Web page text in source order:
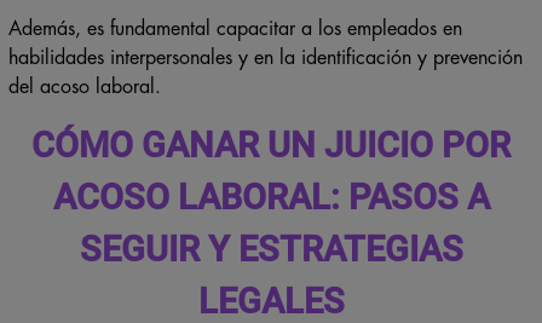
Además, es fundamental capacitar a los empleados en
habilidades interpersonales y en la identificación y prevención
del acoso laboral.
CÓMO GANAR UN JUICIO POR
ACOSO LABORAL: PASOS A
SEGUIR Y ESTRATEGIAS
LEGALES